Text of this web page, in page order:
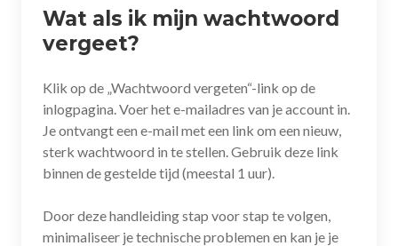
Wat als ik mijn wachtwoord
vergeet?
Klik op de „Wachtwoord vergeten“-link op de
inlogpagina. Voer het e-mailadres van je account in.
Je ontvangt een e-mail met een link om een nieuw,
sterk wachtwoord in te stellen. Gebruik deze link
binnen de gestelde tijd (meestal 1 uur).
Door deze handleiding stap voor stap te volgen,
minimaliseer je technische problemen en kan je je